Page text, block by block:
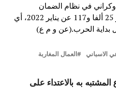
تم تسجيل 72 ألفا و376 أوكراني في نظام الضمان
الاجتماعي، وهو ما يزيد بمقدار 25 ألفا و117 عن يناير 2022، أي
الاسباني العمال المغاربة
به بالاعتداء على